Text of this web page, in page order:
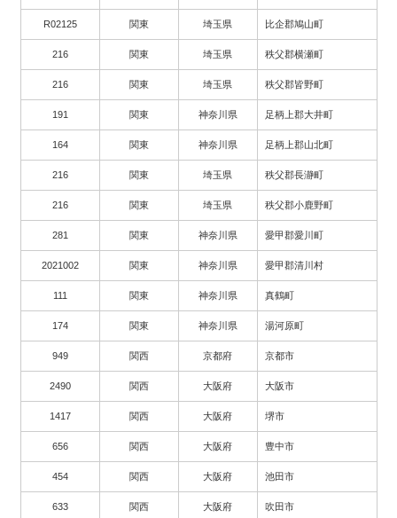
R02125 関東 埼玉県 比企郡鳩山町
216 関東 埼玉県 秩父郡横瀬町
216 関東 埼玉県 秩父郡皆野町
191 関東 神奈川県 足柄上郡大井町
164 関東 神奈川県 足柄上郡山北町
216 関東 埼玉県 秩父郡長瀞町
216 関東 埼玉県 秩父郡小鹿野町
281 関東 神奈川県 愛甲郡愛川町
2021002 関東 神奈川県 愛甲郡清川村
111 関東 神奈川県 真鶴町
174 関東 神奈川県 湯河原町
949 関西 京都府 京都市
2490 関西 大阪府 大阪市
1417 関西 大阪府 堺市
656 関西 大阪府 豊中市
454 関西 大阪府 池田市
633 関西 大阪府 吹田市